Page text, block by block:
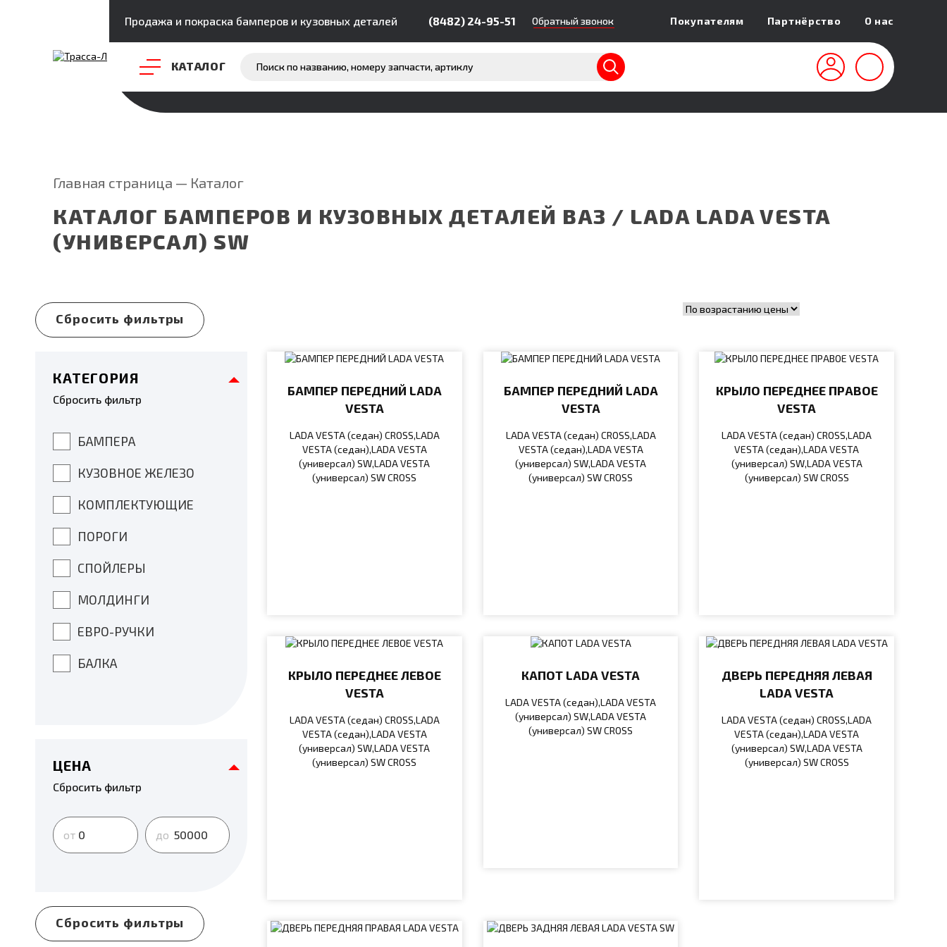
Продажа и покраска бамперов и кузовных деталей (8482) 24-95-51 Обратный звонок Покупателям Партнёрство О нас
КАТАЛОГ
Главная страница — Каталог
КАТАЛОГ БАМПЕРОВ И КУЗОВНЫХ ДЕТАЛЕЙ ВАЗ / LADA LADA VESTA
(УНИВЕРСАЛ) SW
БАМПЕР ПЕРЕДНИЙ LADA
VESTA
LADA VESTA (седан) CROSS,LADA
VESTA (седан),LADA VESTA
(универсал) SW,LADA VESTA
(универсал) SW CROSS
БАМПЕР ПЕРЕДНИЙ LADA
VESTA
LADA VESTA (седан) CROSS,LADA
VESTA (седан),LADA VESTA
(универсал) SW,LADA VESTA
(универсал) SW CROSS
КРЫЛО ПЕРЕДНЕЕ ПРАВОЕ
VESTA
LADA VESTA (седан) CROSS,LADA
VESTA (седан),LADA VESTA
(универсал) SW,LADA VESTA
(универсал) SW CROSS
КРЫЛО ПЕРЕДНЕЕ ЛЕВОЕ
VESTA
LADA VESTA (седан) CROSS,LADA
VESTA (седан),LADA VESTA
(универсал) SW,LADA VESTA
(универсал) SW CROSS
КАПОТ LADA VESTA
LADA VESTA (седан),LADA VESTA
(универсал) SW,LADA VESTA
(универсал) SW CROSS
ДВЕРЬ ПЕРЕДНЯЯ ЛЕВАЯ
LADA VESTA
LADA VESTA (седан) CROSS,LADA
VESTA (седан),LADA VESTA
(универсал) SW,LADA VESTA
(универсал) SW CROSS
КАТЕГОРИЯ
Сбросить фильтр
БАМПЕРА
КУЗОВНОЕ ЖЕЛЕЗО
КОМПЛЕКТУЮЩИЕ
ПОРОГИ
СПОЙЛЕРЫ
МОЛДИНГИ
ЕВРО-РУЧКИ
БАЛКА
ЦЕНА
Сбросить фильтр